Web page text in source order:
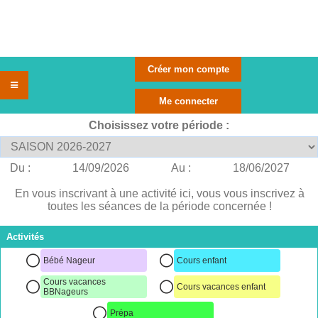
Choisissez votre période :
Du : 14/09/2026 Au : 18/06/2027
En vous inscrivant à une activité ici, vous vous inscrivez à
toutes les séances de la période concernée !
Activités
Bébé Nageur Cours enfant
Cours vacances
BBNageurs
Cours vacances enfant
Prépa